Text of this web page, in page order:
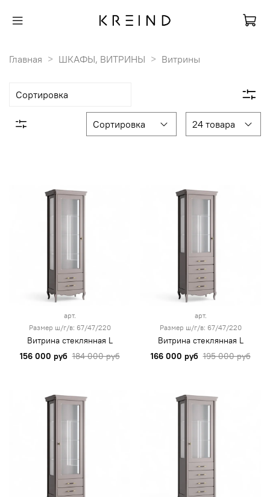
Главная ШКАФЫ, ВИТРИНЫ Витрины
арт.
Размер ш/г/в: 67/47/220
Витрина стеклянная L
156 000 руб 184 000 руб
арт.
Размер ш/г/в: 67/47/220
Витрина стеклянная L
166 000 руб 195 000 руб